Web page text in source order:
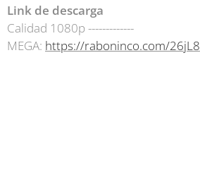
Link de descarga
Calidad 1080p -------------
MEGA: https://raboninco.com/26jL8